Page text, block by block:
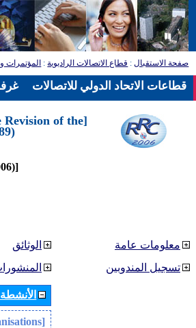
صفحة الاستقبال: قطاع الاتصالات الراديوية: المؤتمرات
Revision of the
[(Geneva, Switzerland, 15 May-16 June 2006)]
الوثائق
[Regional Organisations]
معلومات عامة
تسجيل المندوبين
قطاعات الاتحاد الدولي للاتصالات